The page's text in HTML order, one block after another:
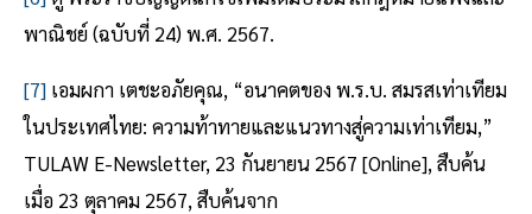
พาณิชย์ (ฉบับที่ 24) พ.ศ. 2567.
[7] เอมผกา เตชะอภัยคุณ, “อนาคตของ พ.ร.บ. สมรสเท่าเทียม
ในประเทศไทย: ความท้าทายและแนวทางสู่ความเท่าเทียม,”
TULAW E-Newsletter, 23 กันยายน 2567 [Online], สืบค้น
เมื่อ 23 ตุลาคม 2567, สืบค้นจาก